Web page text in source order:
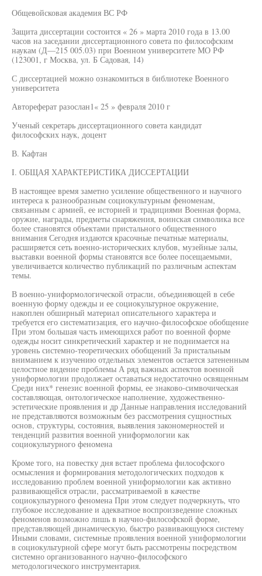
Общевойсковая академия ВС РФ
Защита диссертации состоится « 26 » марта 2010 года в 13.00
часов на заседании диссертационного совета по философским
наукам (Д—215 005.03) при Военном университете МО РФ
(123001, г Москва, ул. Б Садовая, 14)
С диссертацией можно ознакомиться в библиотеке Военного
университета
Автореферат разослан1« 25 » февраля 2010 г
Ученый секретарь диссертационного совета кандидат
философских наук, доцент
В. Кафтан
I. ОБЩАЯ ХАРАКТЕРИСТИКА ДИССЕРТАЦИИ
В настоящее время заметно усиление общественного и научного
интереса к разнообразным социокультурным феноменам,
связанным с армией, ее историей и традициями Военная форма,
оружие, награды, предметы снаряжения, воинская символика все
более становятся объектами пристального общественного
внимания Сегодня издаются красочные печатные материалы,
расширяется сеть военно-исторических клубов, музейные залы,
выставки военной формы становятся все более посещаемыми,
увеличивается количество публикаций по различным аспектам
темы.
В военно-униформологической отрасли, объединяющей в себе
военную форму одежды и ее социокультурное окружение,
накоплен обширный материал описательного характера и
требуется его систематизация, его научно-философское обобщение
При этом большая часть имеющихся работ по военной форме
одежды носит синкретический характер и не поднимается на
уровень системно-теоретических обобщений За пристальным
вниманием к изучению отдельных элементов остается затененным
целостное видение проблемы А ряд важных аспектов военной
униформологии продолжает оставаться недостаточно освященным
Среди них* генезис военной формы, ее знаково-симвочическая
составляющая, онтологическое наполнение, художественно-
эстетические проявления и др Данные направления исследований
не представляются возможным без рассмотрения сущностных
основ, структуры, состояния, выявления закономерностей и
тенденций развития военной униформологии как
социокультурного феномена
Кроме того, на повестку дня встает проблема философского
осмысления и формирования методологических подходов к
исследованию проблем военной униформологии как активно
развивающейся отрасли, рассматриваемой в качестве
социокультурного феномена При этом следует подчеркнуть, что
глубокое исследование и адекватное воспроизведение сложных
феноменов возможно лишь в научно-философской форме,
представляющей динамическую, быстро развивающуюся систему
Иными словами, системные проявления военной униформологии
в социокультурной сфере могут быть рассмотрены посредством
системно организованного научно-философского
методологического инструментария.